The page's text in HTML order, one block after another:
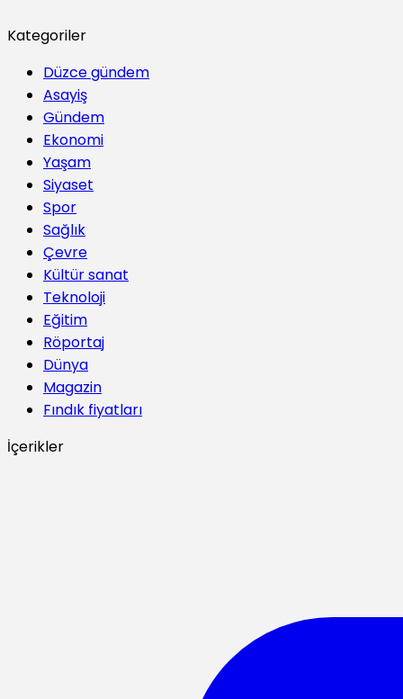
Kategoriler
Düzce gündem
Asayiş
Gündem
Ekonomi
Yaşam
Siyaset
Spor
Sağlık
Çevre
Kültür sanat
Teknoloji
Eğitim
Röportaj
Dünya
Magazin
Fındık fiyatları
İçerikler